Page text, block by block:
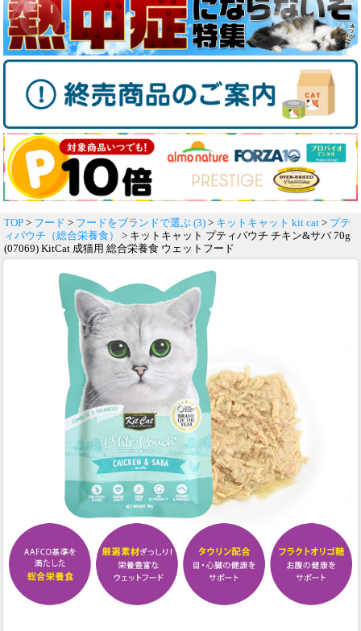
TOP > フード > フードをブランドで選ぶ (3) > キットキャット kit cat > プテ
ィパウチ（総合栄養食）
> キットキャット プティパウチ チキン&サバ 70g
(07069) KitCat 成猫用 総合栄養食 ウェットフード